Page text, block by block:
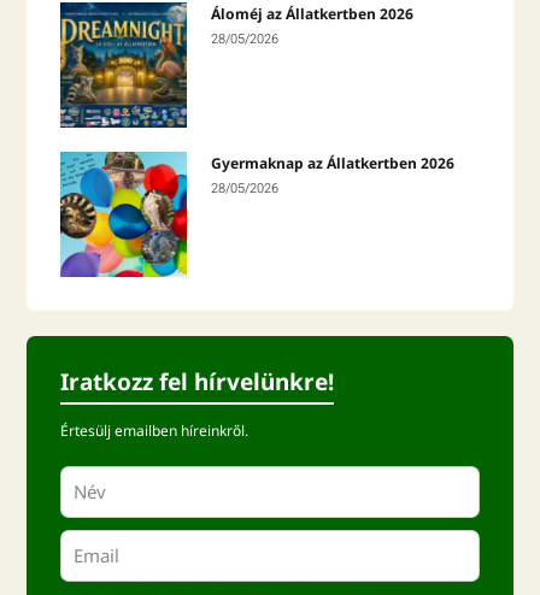
Áloméj az Állatkertben 2026
28/05/2026
Gyermaknap az Állatkertben 2026
28/05/2026
Iratkozz fel hírvelünkre!
Értesülj emailben híreinkről.